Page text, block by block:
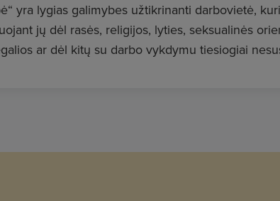
yra lygias galimybes užtikrinanti darbovietė,
jų dėl rasės, religijos, lyties, seksualinės
ar dėl kitų su darbo vykdymu tiesiogiai